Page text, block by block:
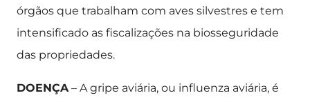
órgãos que trabalham com aves silvestres e tem
intensificado as fiscalizações na biosseguridade
das propriedades.
DOENÇA– A gripe aviária, ou influenza aviária, é